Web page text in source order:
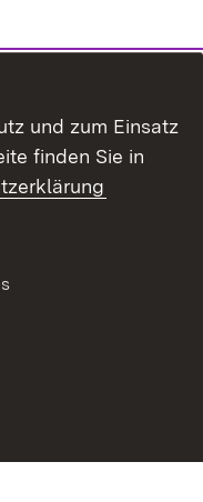
und zum Einsatz
finden Sie in